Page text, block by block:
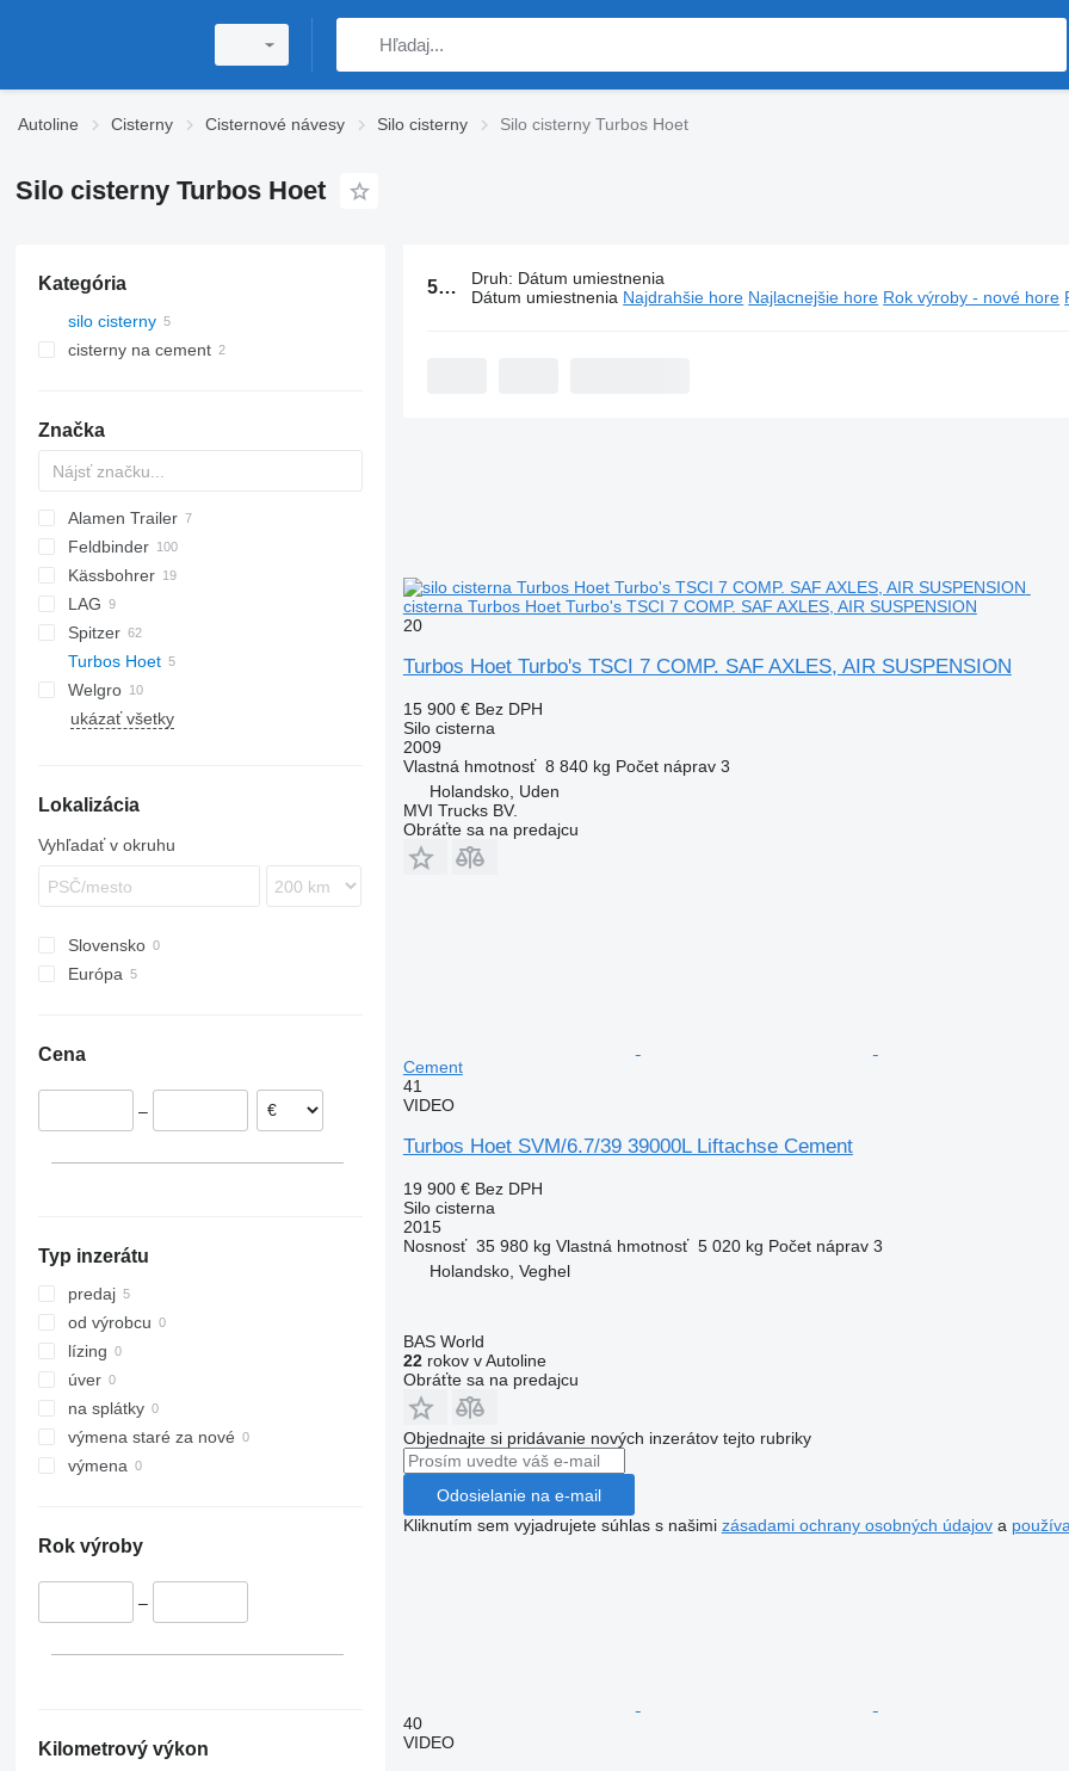
Autoline Cisterny Cisternové návesy Silo cisterny Silo cisterny Turbos Hoet
Silo cisterny Turbos Hoet
Kategória
silo cisterny
cisterny na cement
Značka
Alamen Trailer
SVM
T-series
K series
Feldbinder
EUT
KIP
ASW
Kässbohrer
SSK
SSL
STB
LAG
0-3
CM
SCT
Spitzer
SF
SK
Turbos Hoet
Welgro
97
ukázať všetky
Lokalizácia
Vyhľadať v okruhu
Slovensko
Európa
Cena
–
Typ inzerátu
predaj
od výrobcu
lízing
úver
na splátky
výmena staré za nové
výmena
Rok výroby
–
Kilometrový výkon
5 inzerátov: Silo cisterny Turbos Hoet
Druh: Dátum umiestnenia
Dátum umiestnenia Najdrahšie hore Najlacnejšie hore Rok výroby - nové hore
cisterna Turbos Hoet Turbo's TSCI 7 COMP. SAF AXLES, AIR SUSPENSION
20
Turbos Hoet Turbo's TSCI 7 COMP. SAF AXLES, AIR SUSPENSION
15 900 € Bez DPH
Silo cisterna
2009
Vlastná hmotnosť 8 840 kg Počet náprav 3
Holandsko, Uden
MVI Trucks BV.
Obráťte sa na predajcu
Cement
41
VIDEO
Turbos Hoet SVM/6.7/39 39000L Liftachse Cement
19 900 € Bez DPH
Silo cisterna
2015
Nosnosť 35 980 kg Vlastná hmotnosť 5 020 kg Počet náprav 3
Holandsko, Veghel
BAS World
22rokov v Autoline
Obráťte sa na predajcu
Objednajte si pridávanie nových inzerátov tejto rubriky
Odosielanie na e-mail
Kliknutím sem vyjadrujete súhlas s našimi zásadami ochrany osobných údajova
40
VIDEO